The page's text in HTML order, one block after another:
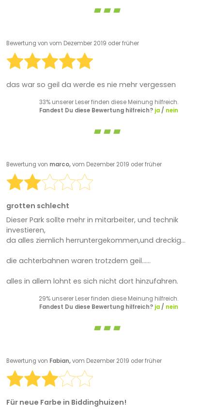
Bewertung von vom Dezember 2019 oder früher
das war so geil da werde es nie mehr vergessen
33% unserer Leser finden diese Meinung hilfreich.
Fandest Du diese Bewertung hilfreich? ja/ nein
Bewertung von marco,vom Dezember 2019 oder früher
grotten schlecht
Dieser Park sollte mehr in mitarbeiter, und technik
investieren,
da alles ziemlich herruntergekommen,und dreckig...
die achterbahnen waren trotzdem geil......
alles in allem lohnt es sich nicht dort hinzufahren.
29% unserer Leser finden diese Meinung hilfreich.
Fandest Du diese Bewertung hilfreich? ja/ nein
Bewertung von Fabian,vom Dezember 2019 oder früher
Für neue Farbe in Biddinghuizen!